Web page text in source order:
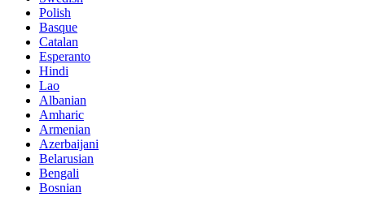
Polish
Basque
Catalan
Esperanto
Hindi
Lao
Albanian
Amharic
Armenian
Azerbaijani
Belarusian
Bengali
Bosnian